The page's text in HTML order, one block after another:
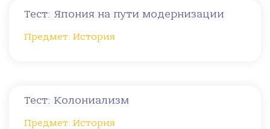
Тест: Япония на пути модернизации
Предмет: История
Тест: Колониализм
Предмет: История